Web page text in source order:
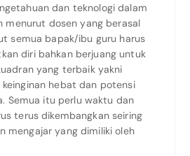
dan teknologi dalam
menurut dosen yang berasal
semua bapak/ibu guru harus
diri bahkan berjuang untuk
yang terbaik yakni
hebat dan potensi
Semua itu perlu waktu dan
terus dikembangkan seiring
mengajar yang dimiliki oleh